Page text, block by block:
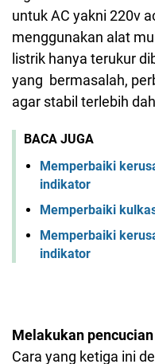
untuk AC yakni 220v
menggunakan alat
listrik hanya terukur
yang bermasalah,
agar stabil terlebih
BACA JUGA
Memperbaiki
indikator
Memperbaiki
Memperbaiki
indikator
Melakukan
Cara yang ketiga ini